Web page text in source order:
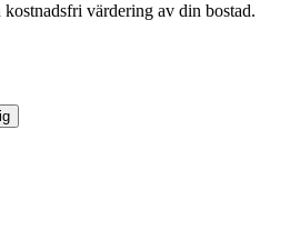
värdering av din bostad.